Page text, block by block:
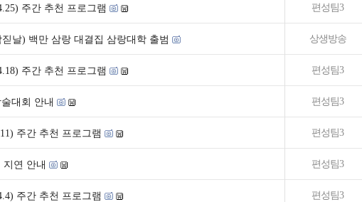
주간 추천 프로그램 편성팀3
날) 백만 삼랑 대결집 삼랑대학 출범 상생방송
주간 추천 프로그램 편성팀3
대회 안내 편성팀3
주간 추천 프로그램 편성팀3
연 안내 편성팀3
주간 추천 프로그램 편성팀3